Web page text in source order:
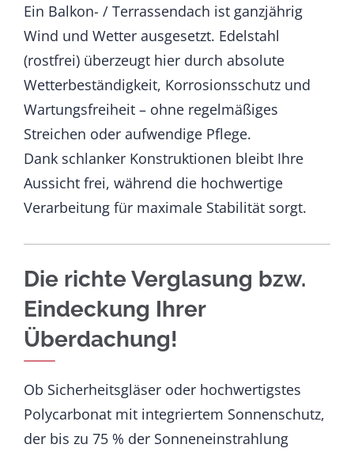
Ein Balkon- / Terrassendach ist ganzjährig
Wind und Wetter ausgesetzt. Edelstahl
(rostfrei) überzeugt hier durch absolute
Wetterbeständigkeit, Korrosionsschutz und
Wartungsfreiheit – ohne regelmäßiges
Streichen oder aufwendige Pflege.
Dank schlanker Konstruktionen bleibt Ihre
Aussicht frei, während die hochwertige
Verarbeitung für maximale Stabilität sorgt.
Die richte Verglasung bzw.
Eindeckung Ihrer
Überdachung!
Ob Sicherheitsgläser oder hochwertigstes
Polycarbonat mit integriertem Sonnenschutz,
der bis zu 75 % der Sonneneinstrahlung